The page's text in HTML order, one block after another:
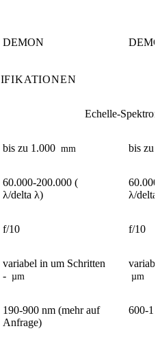
DEMON
Echelle-
bis zu 1.000 mm bis zu
60.000-200.000 (
λ/delta λ)
λ/delta
f/10 f/10
variabel in um Schritten
- µm µm
190-900 nm (mehr auf
Anfrage)
600-